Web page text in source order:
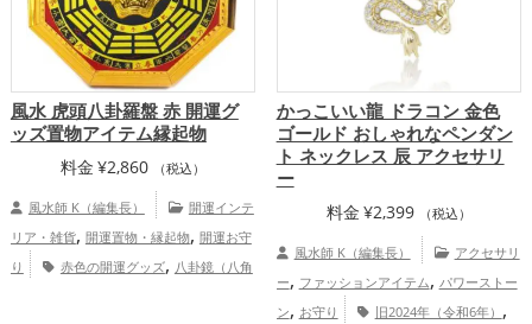
風水 虎頭八卦羅盤 赤 開運グ
ッズ置物アイテム縁起物
料金 ¥2,860 （税込）
風水師 K（編集長）
開運インテ
リア・雑貨, 開運置物・縁起物, 開運お守
り
赤色の開運グッズ, 八卦鏡（八角
かっこいい龍 ドラコン 金色
ゴールド おしゃれなペンダン
ト ネックレス 辰 アクセサリ
ー
料金 ¥2,399 （税込）
風水師 K（編集長）
アクセサリ
ー, ファッションアイテム, パワーストー
ン, お守り 旧2024年（令和6年） ,